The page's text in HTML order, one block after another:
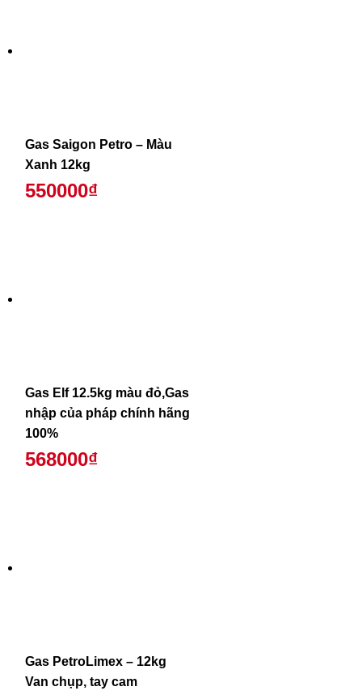
Gas Saigon Petro – Màu
Xanh 12kg
550000₫
Gas Elf 12.5kg màu đỏ,Gas
nhập của pháp chính hãng
100%
568000₫
Gas PetroLimex – 12kg
Van chụp, tay cam